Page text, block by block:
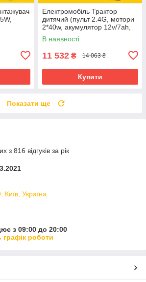
Електромобіль Трактор
дитячий (пульт 2.4G, мотори
2*40w, акумулятор 12v/7ah,
MP3, USB) CJ000A Чорний
В наявності
11 532 ₴ 14 063 ₴
Купити
Показати ще
з 816 відгуків за рік
Київ, Україна
з 09:00 до 20:00
графік роботи